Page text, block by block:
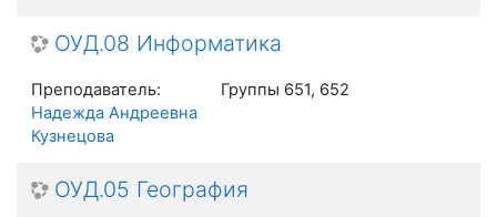
ОУД.08 Информатика
Группы 651, 652
Преподаватель:
Надежда Андреевна
Кузнецова
ОУД.05 География